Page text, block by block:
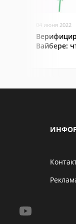
04 июня 2022
Вайбере: